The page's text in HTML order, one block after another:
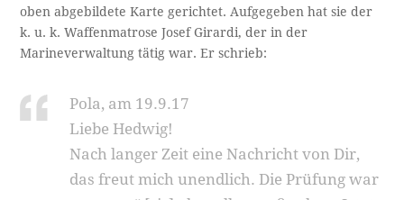
oben abgebildete Karte gerichtet. Aufgegeben hat sie der
k. u. k. Waffenmatrose Josef Girardi, der in der
Marineverwaltung tätig war. Er schrieb:
Pola, am 19.9.17
Liebe Hedwig!
Nach langer Zeit eine Nachricht von Dir,
das freut mich unendlich. Die Prüfung war